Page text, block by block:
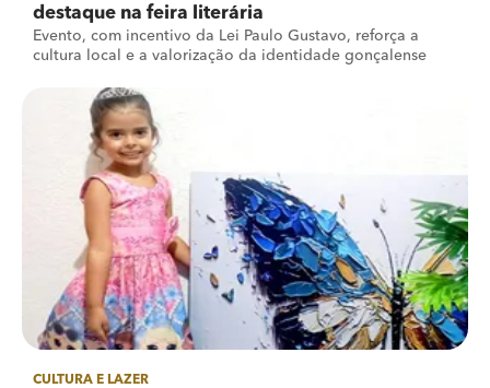
destaque na feira literária
Evento, com incentivo da Lei Paulo Gustavo, reforça a
cultura local e a valorização da identidade gonçalense
CULTURA E LAZER